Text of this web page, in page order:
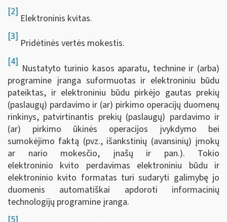
[2]
Elektroninis kvitas.
[3]
Pridėtinės vertės mokestis.
[4]
Nustatyto turinio kasos aparatu, technine ir (arba)
programine įranga suformuotas ir elektroniniu būdu
pateiktas, ir elektroniniu būdu pirkėjo gautas prekių
(paslaugų) pardavimo ir (ar) pirkimo operacijų duomenų
rinkinys, patvirtinantis prekių (paslaugų) pardavimo ir
(ar) pirkimo ūkinės operacijos įvykdymo bei
sumokėjimo faktą (pvz., išankstinių (avansinių) įmokų
ar nario mokesčio, įnašų ir pan.). Tokio
elektroninio kvito perdavimas elektroniniu būdu ir
elektroninio kvito formatas turi sudaryti galimybę jo
duomenis automatiškai apdoroti informacinių
technologijų programine įranga.